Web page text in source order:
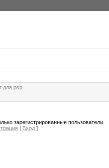
для psp
зарегистрированные пользователи.
| Вход]